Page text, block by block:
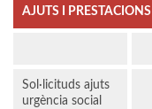
AJUTS I PRESTACIONS
Sol·licituds ajuts
urgència social